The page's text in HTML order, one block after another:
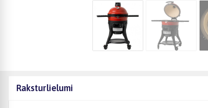
Raksturlielumi